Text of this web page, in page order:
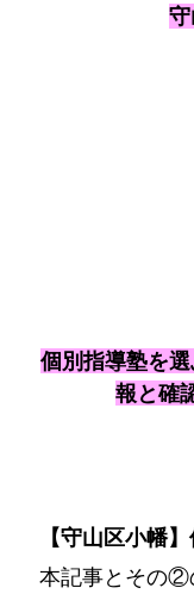
個別指導塾を
報と確
【守山区小幡
本記事とその②